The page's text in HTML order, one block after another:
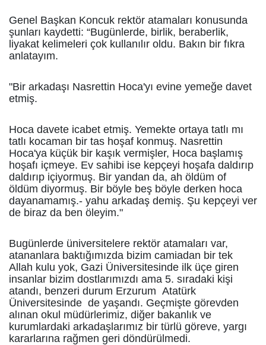
Genel Başkan Koncuk rektör atamaları konusunda
şunları kaydetti: “Bugünlerde, birlik, beraberlik,
liyakat kelimeleri çok kullanılır oldu. Bakın bir fıkra
anlatayım.
"Bir arkadaşı Nasrettin Hoca'yı evine yemeğe davet
etmiş.
Hoca davete icabet etmiş. Yemekte ortaya tatlı mı
tatlı kocaman bir tas hoşaf konmuş. Nasrettin
Hoca'ya küçük bir kaşık vermişler, Hoca başlamış
hoşafı içmeye. Ev sahibi ise kepçeyi hoşafa daldırıp
daldırıp içiyormuş. Bir yandan da, ah öldüm of
öldüm diyormuş. Bir böyle beş böyle derken hoca
dayanamamış.- yahu arkadaş demiş. Şu kepçeyi ver
de biraz da ben öleyim."
Bugünlerde üniversitelere rektör atamaları var,
atananlara baktığımızda bizim camiadan bir tek
Allah kulu yok, Gazi Üniversitesinde ilk üçe giren
insanlar bizim dostlarımızdı ama 5. sıradaki kişi
atandı, benzeri durum Erzurum Atatürk
Üniversitesinde de yaşandı. Geçmişte görevden
alınan okul müdürlerimiz, diğer bakanlık ve
kurumlardaki arkadaşlarımız bir türlü göreve, yargı
kararlarına rağmen geri döndürülmedi.